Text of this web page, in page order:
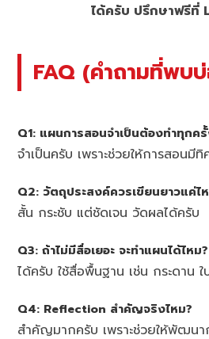
ได้ครับ ปรึกษาฟรีที่
FAQ (คำถามที่พบ
Q1: แผนการสอนจำเป็นต้องทำทุกค
จำเป็นครับ เพราะช่วยให้การสอนมี
Q2: วัตถุประสงค์ควรเขียนยาวแค่ไ
สั้น กระชับ แต่ชัดเจน วัดผลได้ครับ
Q3: ถ้าไม่มีสื่อเยอะ จะทำแผนได้ไหม?
ได้ครับ ใช้สื่อพื้นฐาน เช่น กระดาน
Q4: Reflection สำคัญจริงไหม?
สำคัญมากครับ เพราะช่วยให้พัฒนา